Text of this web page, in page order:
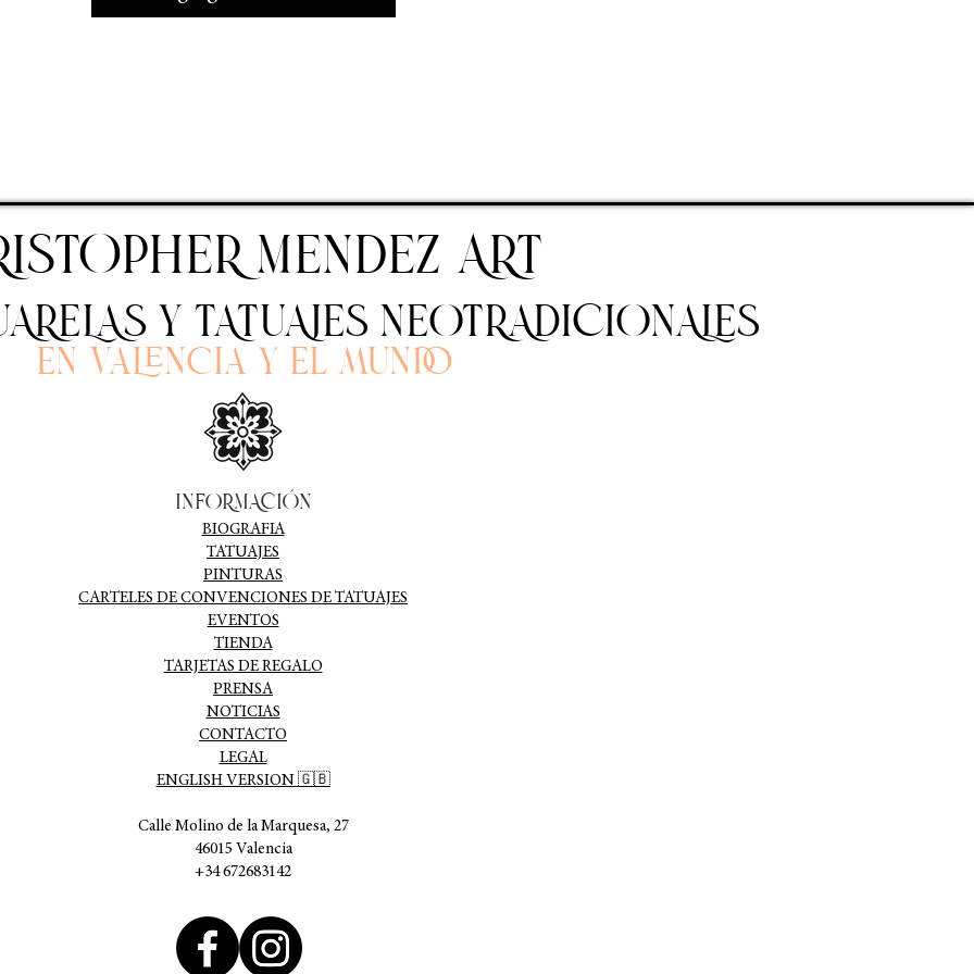
MENDEZ ART
Y TATUAJES NEOTRADICIONALES
En Valencia y el mundo
INFORMACIÓN
BIOGRAFIA
TATUAJES
PINTURAS
CARTELES DE CONVENCIONES DE TATUAJES
EVENTOS
TIENDA
TARJETAS DE REGALO
PRENSA
NOTICIAS
CONTACTO
LEGAL
ENGLISH VERSION 🇬🇧
Calle Molino de la Marquesa, 27
46015 Valencia
+34 672683142